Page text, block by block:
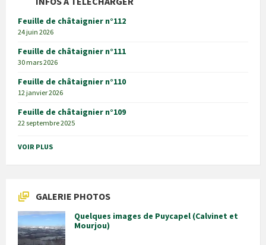
Feuille de châtaignier n°112
24 juin 2026
Feuille de châtaignier n°111
30 mars 2026
Feuille de châtaignier n°110
12 janvier 2026
Feuille de châtaignier n°109
22 septembre 2025
VOIR PLUS
GALERIE PHOTOS
Quelques images de Puycapel (Calvinet et
Mourjou)